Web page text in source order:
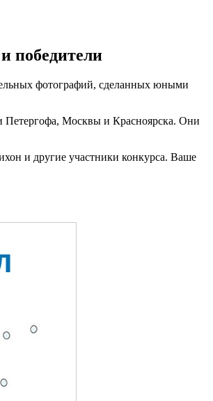
победители
фотографий, сделанных юными
Петергофа, Москвы и Красноярска. Они
и другие участники конкурса. Ваше